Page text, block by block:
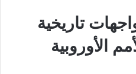
تاريخية
الأوروبية